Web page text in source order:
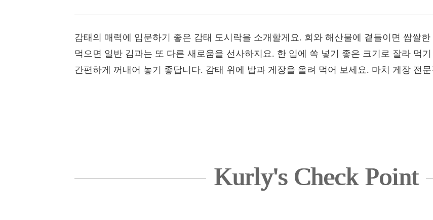
감태의 매력에 입문하기 좋은 감태 도시락을 소개할게요. 회와 해산물에 곁들이면 쌉쌀
먹으면 일반 김과는 또 다른 새로움을 선사하지요. 한 입에 쏙 넣기 좋은 크기로 잘라 먹
간편하게 꺼내어 놓기 좋답니다. 감태 위에 밥과 게장을 올려 먹어 보세요. 마치 게장 전
Kurly's Check Point